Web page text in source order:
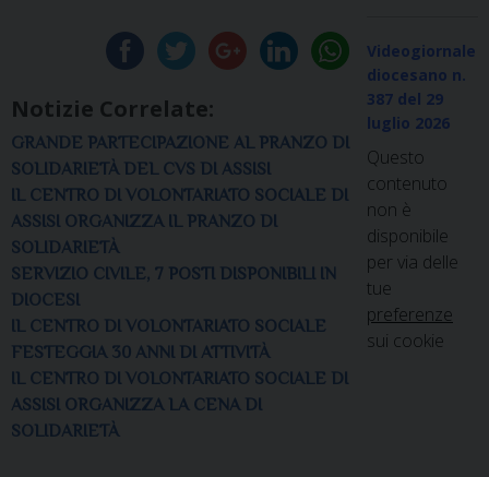
Notizie Correlate:
GRANDE PARTECIPAZIONE AL PRANZO DI
SOLIDARIETÀ DEL CVS DI ASSISI
IL CENTRO DI VOLONTARIATO SOCIALE DI
ASSISI ORGANIZZA IL PRANZO DI
SOLIDARIETÀ
SERVIZIO CIVILE, 7 POSTI DISPONIBILI IN
DIOCESI
IL CENTRO DI VOLONTARIATO SOCIALE
FESTEGGIA 30 ANNI DI ATTIVITÀ
IL CENTRO DI VOLONTARIATO SOCIALE DI
ASSISI ORGANIZZA LA CENA DI
SOLIDARIETÀ
Videogiornale
diocesano n.
387 del 29
luglio 2026
Questo
contenuto
non è
disponibile
per via delle
tue
preferenze
sui cookie